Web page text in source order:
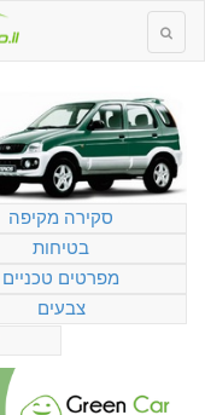
סקירה מקיפה
בטיחות
מפרטים טכניים
צבעים